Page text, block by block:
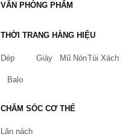
VĂN PHÒNG PHẨM
THỜI TRANG HÀNG HIỆU
Dép Giày Mũ NónTúi Xách
Balo
CHĂM SÓC CƠ THỂ
Lăn nách